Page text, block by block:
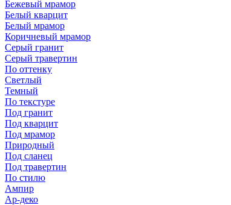
Бежевый мрамор
Белый кварцит
Белый мрамор
Коричневый мрамор
Серый гранит
Серый травертин
По оттенку
Светлый
Темный
По текстуре
Под гранит
Под кварцит
Под мрамор
Природный
Под сланец
Под травертин
По стилю
Ампир
Ар-деко